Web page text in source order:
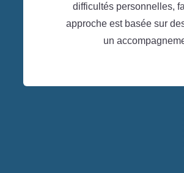
difficultés personnelles,
approche est basée sur
un